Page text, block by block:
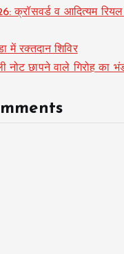
क्रॉसवर्ड व आदित्यम
में रक्तदान शिविर
नोट छापने वाले गिरोह का